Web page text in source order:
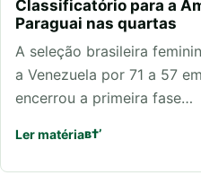
Classificatório para a
Paraguai nas quartas
A seleção brasileira
a Venezuela por 71 a 57
encerrou a primeira fase…
Ler matéria